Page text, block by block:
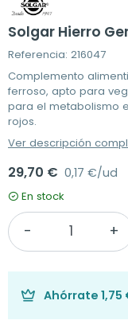
Solgar Hierro
Referencia: 216047
Complemento
ferroso, apto para
para el metabolismo
rojos.
Ver descripción
29,70 € 0,17 €/ud
En stock
Ahórrate 1,75